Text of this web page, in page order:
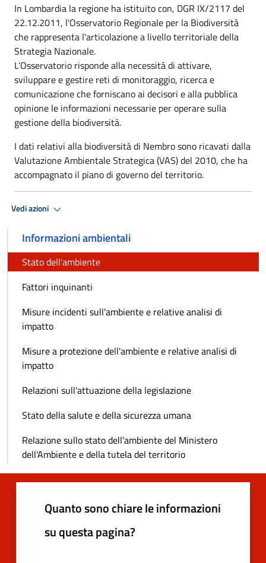
In Lombardia la regione ha istituito con, DGR IX/2117 del
22.12.2011, l'Osservatorio Regionale per la Biodiversità
che rappresenta l'articolazione a livello territoriale della
Strategia Nazionale.
L’Osservatorio risponde alla necessità di attivare,
sviluppare e gestire reti di monitoraggio, ricerca e
comunicazione che forniscano ai decisori e alla pubblica
opinione le informazioni necessarie per operare sulla
gestione della biodiversità.
I dati relativi alla biodiversità di Nembro sono ricavati dalla
Valutazione Ambientale Strategica (VAS) del 2010, che ha
accompagnato il piano di governo del territorio.
Vedi azioni
Informazioni ambientali
Stato dell'ambiente
Fattori inquinanti
Misure incidenti sull'ambiente e relative analisi di
impatto
Misure a protezione dell'ambiente e relative analisi di
impatto
Relazioni sull'attuazione della legislazione
Stato della salute e della sicurezza umana
Relazione sullo stato dell'ambiente del Ministero
dell'Ambiente e della tutela del territorio
Quanto sono chiare le informazioni
su questa pagina?